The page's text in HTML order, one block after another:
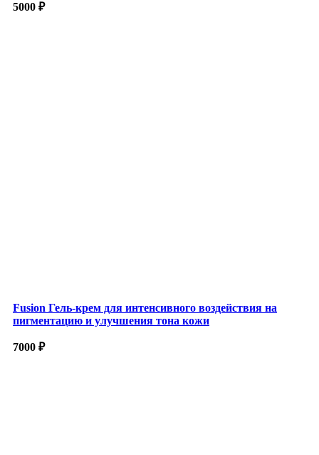
5000 ₽
Fusion Гель-крем для интенсивного воздействия на
пигментацию и улучшения тона кожи
7000 ₽